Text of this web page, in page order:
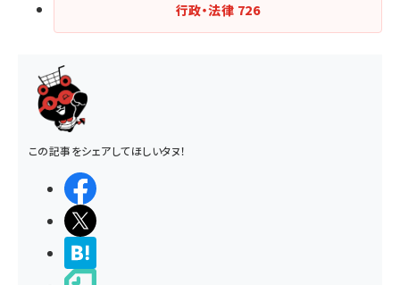
行政・法律 726
この記事をシェアしてほしいタヌ！